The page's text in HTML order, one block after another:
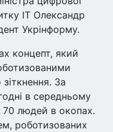
IT Олександр
Укрінформу.
концепт, який
За
в середньому
70 людей в окопах.
роботизованих